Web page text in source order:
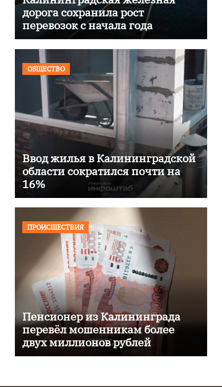
дорога сохранила рост
перевозок с начала года
ОБЩЕСТВО
Ввод жилья в Калининградской
области сократился почти на
16%
ПРОИСШЕСТВИЯ
Пенсионер из Калининграда
перевёл мошенникам более
двух миллионов рублей